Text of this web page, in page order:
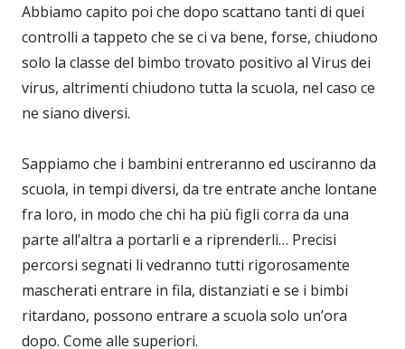
Abbiamo capito poi che dopo scattano tanti di quei
controlli a tappeto che se ci va bene, forse, chiudono
solo la classe del bimbo trovato positivo al Virus dei
virus, altrimenti chiudono tutta la scuola, nel caso ce
ne siano diversi.
Sappiamo che i bambini entreranno ed usciranno da
scuola, in tempi diversi, da tre entrate anche lontane
fra loro, in modo che chi ha più figli corra da una
parte all’altra a portarli e a riprenderli… Precisi
percorsi segnati li vedranno tutti rigorosamente
mascherati entrare in fila, distanziati e se i bimbi
ritardano, possono entrare a scuola solo un’ora
dopo. Come alle superiori.